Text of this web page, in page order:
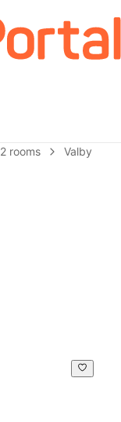
2 rooms Valby